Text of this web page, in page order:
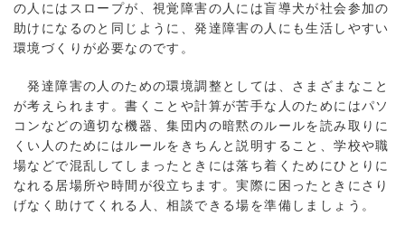
の人にはスロープが、視覚障害の人には盲導犬が社会参加の
助けになるのと同じように、発達障害の人にも生活しやすい
環境づくりが必要なのです。
発達障害の人のための環境調整としては、さまざまなこと
が考えられます。書くことや計算が苦手な人のためにはパソ
コンなどの適切な機器、集団内の暗黙のルールを読み取りに
くい人のためにはルールをきちんと説明すること、学校や職
場などで混乱してしまったときには落ち着くためにひとりに
なれる居場所や時間が役立ちます。実際に困ったときにさり
げなく助けてくれる人、相談できる場を準備しましょう。